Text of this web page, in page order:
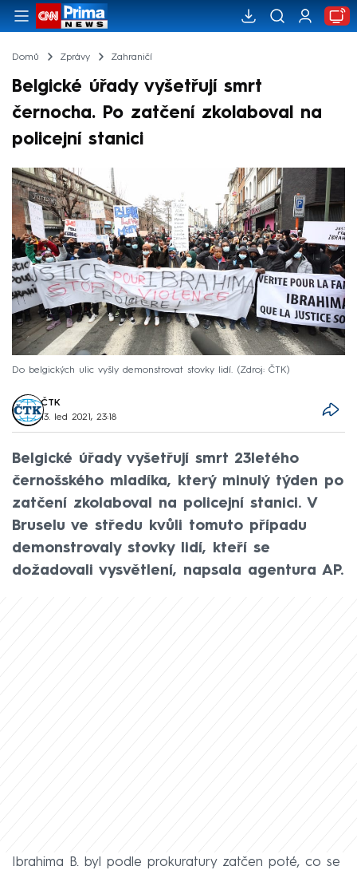
Domů Zprávy Zahraničí
Belgické úřady vyšetřují smrt
černocha. Po zatčení zkolaboval na
policejní stanici
Do belgických ulic vyšly demonstrovat stovky lidí. Zdroj: ČTK
ČTK
13. led 2021, 23:18
Belgické úřady vyšetřují smrt 23letého
černošského mladíka, který minulý týden po
zatčení zkolaboval na policejní stanici. V
Bruselu ve středu kvůli tomuto případu
demonstrovaly stovky lidí, kteří se
dožadovali vysvětlení, napsala agentura AP.
Ibrahima B. byl podle prokuratury zatčen poté, co se